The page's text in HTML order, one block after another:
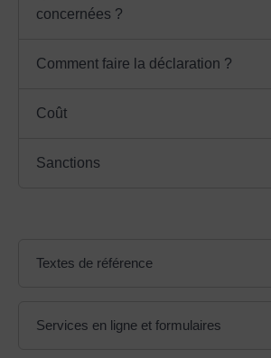
concernées ?
Comment faire la déclaration ?
Coût
Sanctions
Textes de référence
Services en ligne et formulaires